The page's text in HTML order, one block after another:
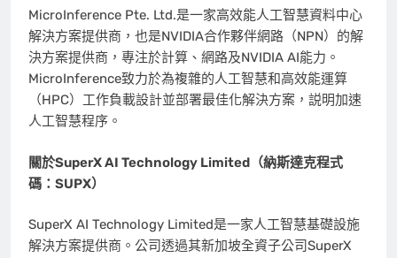
MicroInference Pte. Ltd.是一家高效能人工智慧資料中心
解決方案提供商，也是NVIDIA合作夥伴網路（NPN）的解
決方案提供商，專注於計算、網路及NVIDIA AI能力。
MicroInference致力於為複雜的人工智慧和高效能運算
（HPC）工作負載設計並部署最佳化解決方案，説明加速
人工智慧程序。
關於SuperX AI Technology Limited（納斯達克程式
碼：SUPX）
SuperX AI Technology Limited是一家人工智慧基礎設施
解決方案提供商。公司透過其新加坡全資子公司SuperX